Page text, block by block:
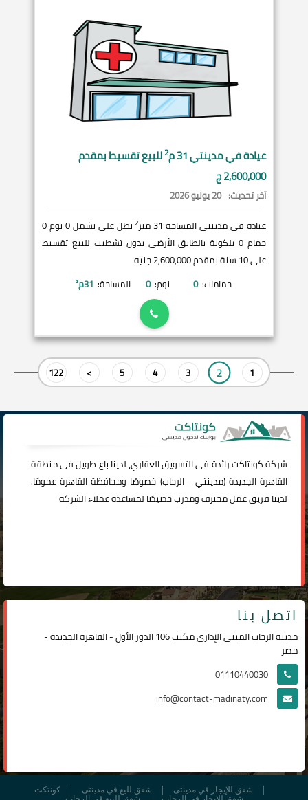
عيادة فيمدينتي 2للبيع تقسيط بمقدم
2,600,000 ج
آخر تحديث: 20 يوليو 2026
عيادة في مدينتي المساحة 31 متر
2
تطل على تشمل 0 نوم 0
حمام 0 بلكونة بالطابق الأرضي بدون تشطيب للبيع تقسيط
على 10 سنة بمقدم 2,600,000 جنيه
حمامات: 0 نوم: 0 المساحة: 31م²
1
2
3
4
5
>
122
شركةكونتاكترائدة فى التسويق العقاري، لدينا باع طويل فى منطقة
القاهرة الجديدة (مدينتي -الرحاب) خصوصًا ومحافظة القاهرة عمومًا.
لدينا فريق عمل محترف ومدرب خصيصًا لمساعدة عملاء الشركة
اتصل بنا
مدينة الرحاب المبنى الإداري مكتب 106 الدور الأول - القاهرة الجديدة -
مصر
01110440030
info@contact-madinaty.com
كونتكت شقق لليع في مدينتى
شقق للإيجار في مدينتى